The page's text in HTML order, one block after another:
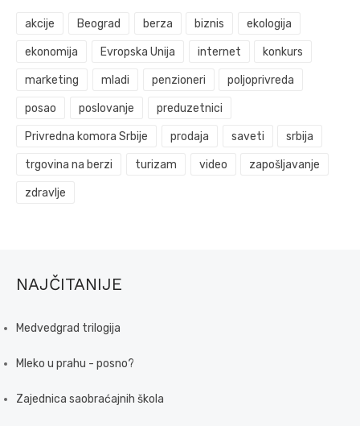
akcije Beograd berza biznis ekologija
ekonomija Evropska Unija internet konkurs
marketing mladi penzioneri poljoprivreda
posao poslovanje preduzetnici
Privredna komora Srbije prodaja saveti srbija
trgovina na berzi turizam video zapošljavanje
zdravlje
NAJČITANIJE
Medvedgrad trilogija
Mleko u prahu - posno?
Zajednica saobraćajnih škola